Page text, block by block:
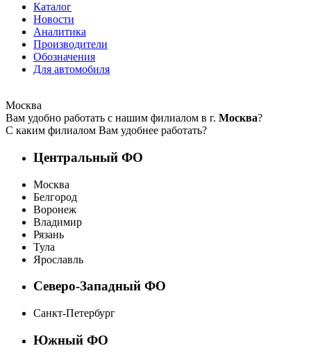
Каталог
Новости
Аналитика
Производители
Обозначения
Для автомобиля
Москва
Вам удобно работать с нашим филиалом в г. Москва?
С каким филиалом Вам удобнее работать?
Центральный ФО
Москва
Белгород
Воронеж
Владимир
Рязань
Тула
Ярославль
Северо-Западный ФО
Санкт-Петербург
Южный ФО